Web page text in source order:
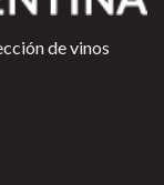
de vinos